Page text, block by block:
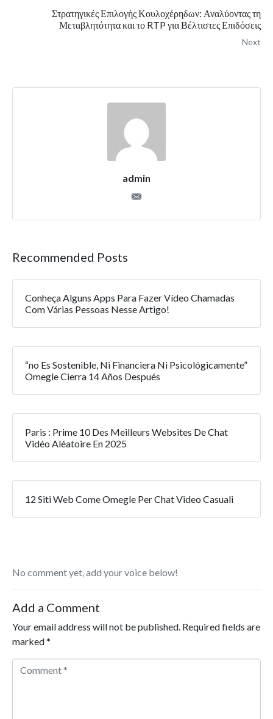
Στρατηγικές Επιλογής Κουλοχέρηδων: Αναλύοντας τη
Μεταβλητότητα και το RTP για Βέλτιστες Επιδόσεις
Next
admin
Recommended Posts
Conheça Alguns Apps Para Fazer Vídeo Chamadas
Com Várias Pessoas Nesse Artigo!
“no Es Sostenible, Ni Financiera Ni Psicológicamente”
Omegle Cierra 14 Años Después
Paris : Prime 10 Des Meilleurs Websites De Chat
Vidéo Aléatoire En 2025
12 Siti Web Come Omegle Per Chat Video Casuali
No comment yet, add your voice below!
Add a Comment
Your email address will not be published. Required fields are
marked*
Comment *